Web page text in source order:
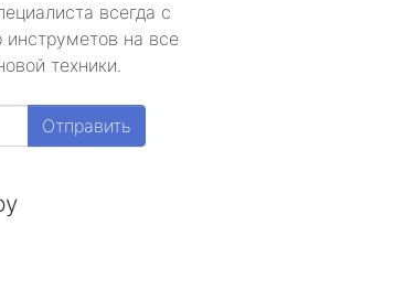
всегда с
инструметов на все
техники.
Отправить